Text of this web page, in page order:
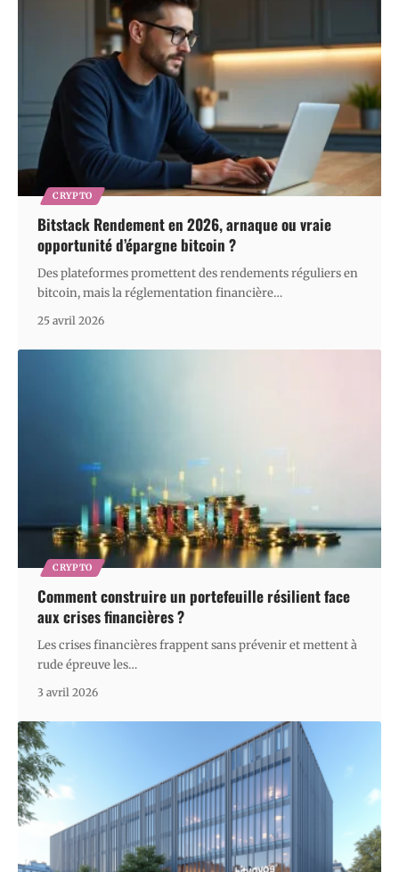
CRYPTO
Bitstack Rendement en 2026, arnaque ou vraie
opportunité d’épargne bitcoin ?
Des plateformes promettent des rendements réguliers en
bitcoin, mais la réglementation financière…
25 avril 2026
CRYPTO
Comment construire un portefeuille résilient face
aux crises financières ?
Les crises financières frappent sans prévenir et mettent à
rude épreuve les…
3 avril 2026